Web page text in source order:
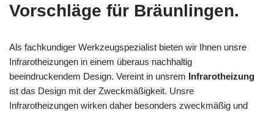
Vorschläge für Bräunlingen.
Als fachkundiger Werkzeugspezialist bieten wir Ihnen unsre
Infrarotheizungen in einem überaus nachhaltig
beeindruckendem Design. Vereint in unsrem Infrarotheizung
ist das Design mit der Zweckmäßigkeit. Unsre
Infrarotheizungen wirken daher besonders zweckmäßig und